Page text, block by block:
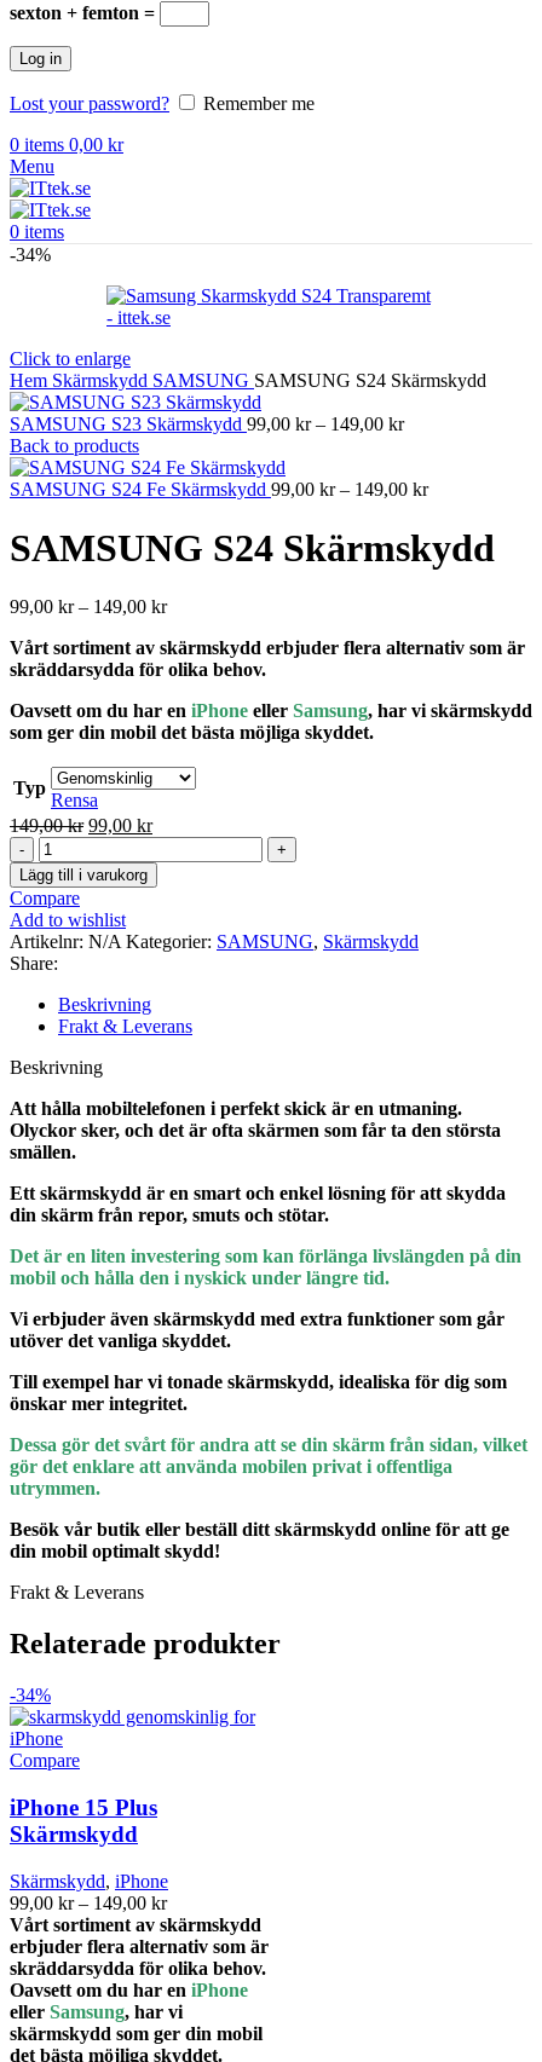
sexton + femton =
Log in
Lost your password?
Remember me
0 items 0,00 kr
Menu
0 items
-34%
Click to enlarge
Hem Skärmskydd SAMSUNG SAMSUNG S24 Skärmskydd
SAMSUNG S23 Skärmskydd 99,00 kr – 149,00 krPrisintervall:
149,00 kr
Back to products
SAMSUNG S24 Fe Skärmskydd 99,00 kr – 149,00 krPrisintervall:
149,00 kr
SAMSUNG S24 Skärmskydd
99,00 kr – 149,00 krPrisintervall:
till
149,00 kr
Vårt sortiment av skärmskydd erbjuder flera alternativ som är
skräddarsydda för olika behov.
Oavsett om du har en iPhone eller Samsung, har vi skärmskydd
som ger din mobil det bästa möjliga skyddet.
Typ
Rensa
149,00kr Det
priset
var:
149,00 kr.
99,00 krDet
priset
är:
SAMSUNG
S24
Skärmskydd
mängd
Lägg till i varukorg
Compare
Add to wishlist
Artikelnr: N/AKategorier: SAMSUNG, Skärmskydd
Share:
Beskrivning
Frakt & Leverans
Beskrivning
Att hålla mobiltelefonen i perfekt skick är en utmaning.
Olyckor sker, och det är ofta skärmen som får ta den största
smällen.
Ett skärmskydd är en smart och enkel lösning för att skydda
din skärm från repor, smuts och stötar.
Det är en liten investering som kan förlänga livslängden på din
mobil och hålla den i nyskick under längre tid.
Vi erbjuder även skärmskydd med extra funktioner som går
utöver det vanliga skyddet.
Till exempel har vi tonade skärmskydd, idealiska för dig som
önskar mer integritet.
Dessa gör det svårt för andra att se din skärm från sidan, vilket
gör det enklare att använda mobilen privat i offentliga
utrymmen.
Besök vår butik eller beställ ditt skärmskydd online för att ge
din mobil optimalt skydd!
Frakt & Leverans
Relaterade produkter
-34%
Compare
iPhone 15 Plus
Skärmskydd
Skärmskydd, iPhone
99,00 kr – 149,00 krPrisintervall:
99,00 kr
till
149,00 kr
Vårt sortiment av skärmskydd
erbjuder flera alternativ som är
skräddarsydda för olika behov.
Oavsett om du har en iPhone
eller Samsung, har vi
skärmskydd som ger din mobil
det bästa möjliga skyddet.